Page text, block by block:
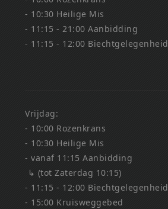
- 10:30 Heilige Mis
- 11:15 - 21:00 Aanbidding
- 11:15 - 12:00 Biechtgelegenheid
Vrijdag:
- 10:00 Rozenkrans
- 10:30 Heilige Mis
- vanaf 11:15 Aanbidding
↳ (tot Zaterdag 10:15)
- 11:15 - 12:00 Biechtgelegenheid
- 15:00 Kruisweggebed